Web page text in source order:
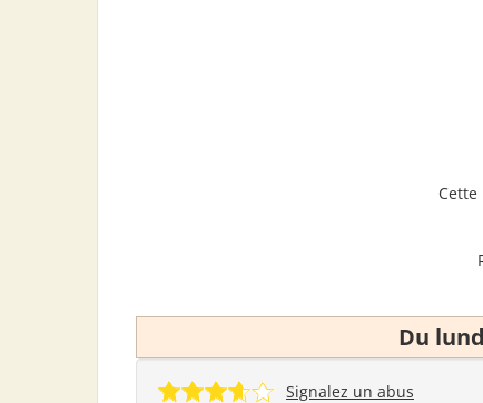
Du
Signalez un abus